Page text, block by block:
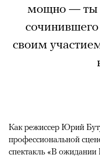
мощно — ты
сочинившего
своим
Как режиссер Юрий
профессиональной
спектакль «В